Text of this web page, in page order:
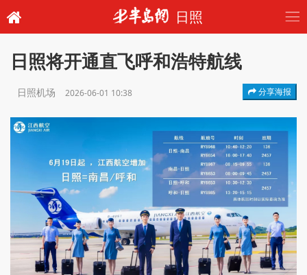
日照
日照将开通直飞呼和浩特航线
日照机场 2026-06-01 10:38 分享海报